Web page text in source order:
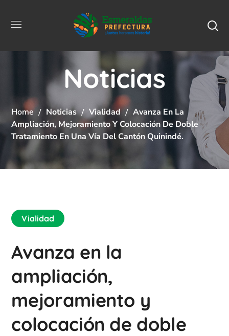
Noticias
Home Noticias Vialidad
Avanza En La
Ampliación, Mejoramiento Y Colocación De Doble
Tratamiento En Una Vía Del Cantón Quinindé.
Vialidad
Avanza en la
ampliación,
mejoramiento y
colocación de doble